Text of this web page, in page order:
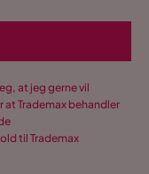
at jeg gerne vil
Trademax behandler
til Trademax